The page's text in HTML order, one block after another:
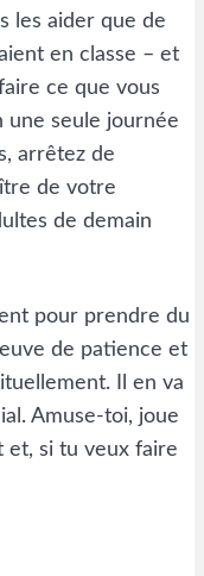
les aider que de
en classe – et
ce que vous
une seule journée
arrêtez de
de votre
de demain
pour prendre du
de patience et
Il en va
Amuse-toi, joue
et, si tu veux faire